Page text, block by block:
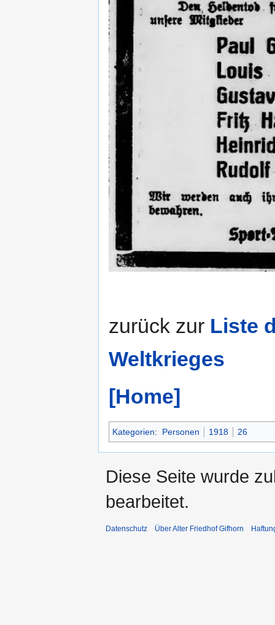
zurück zur Liste
Weltkrieges
[Home]
Kategorien: Personen 1918 26
Diese Seite wurde
bearbeitet.
Datenschutz Über Alter Friedhof Gifhorn